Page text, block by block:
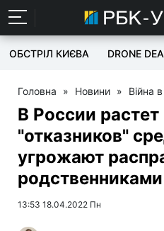
ОБСТРІЛ КИЄВА DRONE
Головна » Новини » Війна
В России растет
"отказников"
угрожают
родственниками
13:53 18.04.2022 Пн